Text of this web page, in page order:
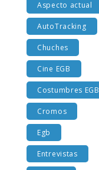
Aspecto actual
AutoTracking
Chuches
Cine EGB
Costumbres EGB
Cromos
Egb
Entrevistas